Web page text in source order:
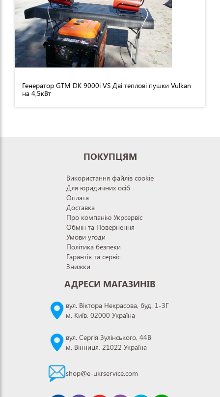
Генератор GTM DK 9000i VS Дві теплові пушки Vulkan
на 4,5кВт
ПОКУПЦЯМ
Використання файлів cookie
Для юридичних осіб
Оплата
Доставка
Про компанію Укрсервіс
Обмін та Повернення
Умови угоди
Політика безпеки
Гарантія та сервіс
Знижки
АДРЕСИ МАГАЗИНІВ
вул. Віктора Некрасова, буд. 1-3Г
м. Київ, 02000 Україна
вул. Сергія Зулінського, 44В
м. Вінниця, 21022 Україна
shop@e-ukrservice.com